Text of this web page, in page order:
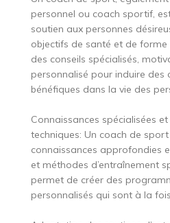
personnel ou coach sportif,
soutien aux personnes
objectifs de santé et de forme
des conseils spécialisés,
personnalisé pour induire des
bénéfiques dans la vie des
Connaissances spécialisées
techniques: Un coach de
connaissances approfondies
et méthodes d’entraînement
permet de créer des
personnalisés qui sont à la